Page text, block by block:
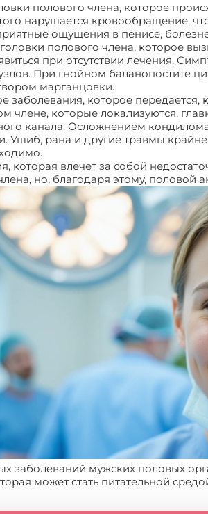
полового члена, которое
нарушается кровообращение,
ощущения в пенисе,
полового члена, которое
при отсутствии лечения.
При гнойном баланопостите
марганцовки.
заболевания, которое
члене, которые локализуются,
канала. Осложнением
Ушиб, рана и другие травмы
которая влечет за собой
но, благодаря этому, половой
заболеваний мужских половых
может стать питательной